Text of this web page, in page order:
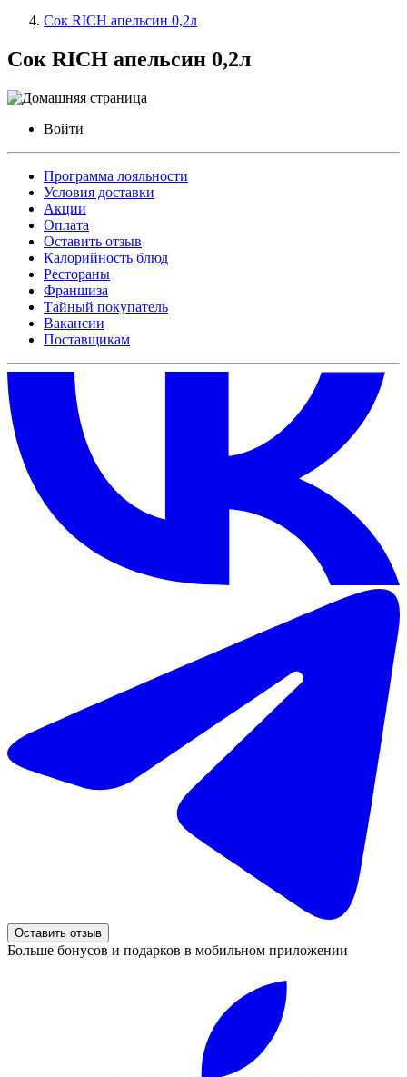
Сок RICH апельсин 0,2л
Сок RICH апельсин 0,2л
Войти
Программа лояльности
Условия доставки
Акции
Оплата
Оставить отзыв
Калорийность блюд
Рестораны
Франшиза
Тайный покупатель
Вакансии
Поставщикам
Оставить отзыв
Больше бонусов и подарков в мобильном приложении